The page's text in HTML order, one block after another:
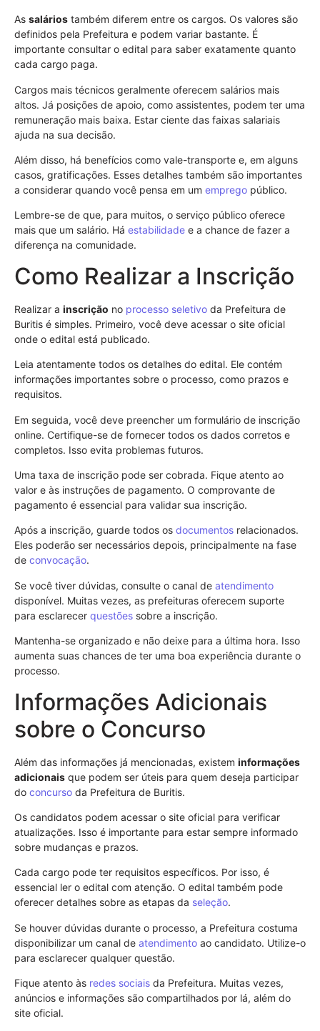
As salários também diferem entre os cargos. Os valores são
definidos pela Prefeitura e podem variar bastante. É
importante consultar o edital para saber exatamente quanto
cada cargo paga.
Cargos mais técnicos geralmente oferecem salários mais
altos. Já posições de apoio, como assistentes, podem ter uma
remuneração mais baixa. Estar ciente das faixas salariais
ajuda na sua decisão.
Além disso, há benefícios como vale-transporte e, em alguns
casos, gratificações. Esses detalhes também são importantes
a considerar quando você pensa em um emprego público.
Lembre-se de que, para muitos, o serviço público oferece
mais que um salário. Há estabilidade e a chance de fazer a
diferença na comunidade.
Como Realizar a Inscrição
Realizar a inscrição no processo seletivo da Prefeitura de
Buritis é simples. Primeiro, você deve acessar o site oficial
onde o edital está publicado.
Leia atentamente todos os detalhes do edital. Ele contém
informações importantes sobre o processo, como prazos e
requisitos.
Em seguida, você deve preencher um formulário de inscrição
online. Certifique-se de fornecer todos os dados corretos e
completos. Isso evita problemas futuros.
Uma taxa de inscrição pode ser cobrada. Fique atento ao
valor e às instruções de pagamento. O comprovante de
pagamento é essencial para validar sua inscrição.
Após a inscrição, guarde todos os documentos relacionados.
Eles poderão ser necessários depois, principalmente na fase
de convocação.
Se você tiver dúvidas, consulte o canal de atendimento
disponível. Muitas vezes, as prefeituras oferecem suporte
para esclarecer questões sobre a inscrição.
Mantenha-se organizado e não deixe para a última hora. Isso
aumenta suas chances de ter uma boa experiência durante o
processo.
Informações Adicionais
sobre o Concurso
Além das informações já mencionadas, existem informações
adicionais que podem ser úteis para quem deseja participar
do concurso da Prefeitura de Buritis.
Os candidatos podem acessar o site oficial para verificar
atualizações. Isso é importante para estar sempre informado
sobre mudanças e prazos.
Cada cargo pode ter requisitos específicos. Por isso, é
essencial ler o edital com atenção. O edital também pode
oferecer detalhes sobre as etapas da seleção.
Se houver dúvidas durante o processo, a Prefeitura costuma
disponibilizar um canal de atendimento ao candidato. Utilize-o
para esclarecer qualquer questão.
Fique atento às redes sociais da Prefeitura. Muitas vezes,
anúncios e informações são compartilhados por lá, além do
site oficial.